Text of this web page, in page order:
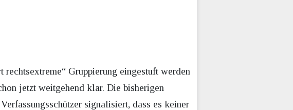
Gruppierung eingestuft werden
jetzt weitgehend klar. Die bisherigen
signalisiert, dass es keiner